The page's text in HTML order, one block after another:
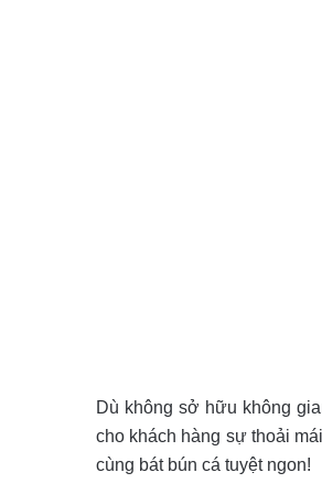
Dù không sở hữu không
cho khách hàng sự thoải
cùng bát bún cá tuyệt ngon!